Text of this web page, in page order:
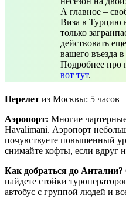
А главное –
Виза в Турцию
только
действовать
вашего въезда в
Подробнее про
вот тут.
Перелет из Москвы: 5 часов
Аэропорт: Многие
Havalimani. Аэропорт
почувствуете повышенный
снимайте кофты, если вдруг
Как добраться до Анталии?
найдете стойки
автобус с группой людей и